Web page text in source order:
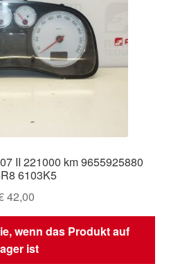
II 221000 km 9655925880
6103K5
42,00
wenn das Produkt auf
ist